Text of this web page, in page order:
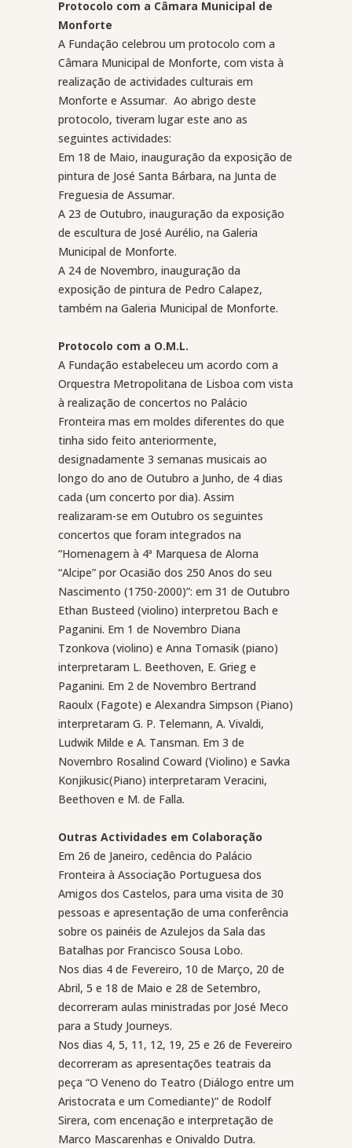
Protocolo com a Câmara Municipal de
Monforte
A Fundação celebrou um protocolo com a
Câmara Municipal de Monforte, com vista à
realização de actividades culturais em
Monforte e Assumar. Ao abrigo deste
protocolo, tiveram lugar este ano as
seguintes actividades:
Em 18 de Maio, inauguração da exposição de
pintura de José Santa Bárbara, na Junta de
Freguesia de Assumar.
A 23 de Outubro, inauguração da exposição
de escultura de José Aurélio, na Galeria
Municipal de Monforte.
A 24 de Novembro, inauguração da
exposição de pintura de Pedro Calapez,
também na Galeria Municipal de Monforte.
Protocolo com a O.M.L.
A Fundação estabeleceu um acordo com a
Orquestra Metropolitana de Lisboa com vista
à realização de concertos no Palácio
Fronteira mas em moldes diferentes do que
tinha sido feito anteriormente,
designadamente 3 semanas musicais ao
longo do ano de Outubro a Junho, de 4 dias
cada (um concerto por dia). Assim
realizaram-se em Outubro os seguintes
concertos que foram integrados na
“Homenagem à 4ª Marquesa de Alorna
“Alcipe” por Ocasião dos 250 Anos do seu
Nascimento (1750-2000)”: em 31 de Outubro
Ethan Busteed (violino) interpretou Bach e
Paganini. Em 1 de Novembro Diana
Tzonkova (violino) e Anna Tomasik (piano)
interpretaram L. Beethoven, E. Grieg e
Paganini. Em 2 de Novembro Bertrand
Raoulx (Fagote) e Alexandra Simpson (Piano)
interpretaram G. P. Telemann, A. Vivaldi,
Ludwik Milde e A. Tansman. Em 3 de
Novembro Rosalind Coward (Violino) e Savka
Konjikusic(Piano) interpretaram Veracini,
Beethoven e M. de Falla.
Outras Actividades em Colaboração
Em 26 de Janeiro, cedência do Palácio
Fronteira à Associação Portuguesa dos
Amigos dos Castelos, para uma visita de 30
pessoas e apresentação de uma conferência
sobre os painéis de Azulejos da Sala das
Batalhas por Francisco Sousa Lobo.
Nos dias 4 de Fevereiro, 10 de Março, 20 de
Abril, 5 e 18 de Maio e 28 de Setembro,
decorreram aulas ministradas por José Meco
para a Study Journeys.
Nos dias 4, 5, 11, 12, 19, 25 e 26 de Fevereiro
decorreram as apresentações teatrais da
peça “O Veneno do Teatro (Diálogo entre um
Aristocrata e um Comediante)” de Rodolf
Sirera, com encenação e interpretação de
Marco Mascarenhas e Onivaldo Dutra.